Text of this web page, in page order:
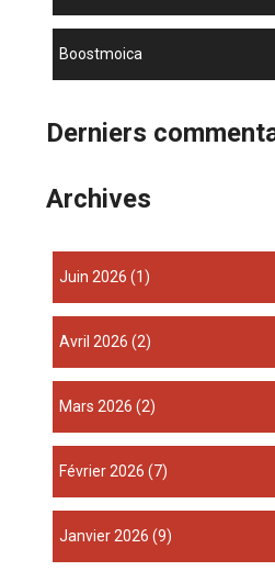
boostmoica
Derniers
Archives
juin 2026 (1)
avril 2026 (2)
mars 2026 (2)
février 2026 (7)
janvier 2026 (9)